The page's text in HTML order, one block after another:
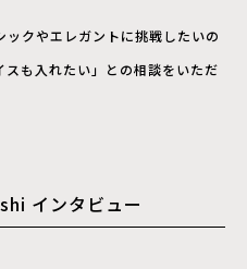
クやエレガントに挑戦したいの
も入れたい」との相談をいただ
インタビュー